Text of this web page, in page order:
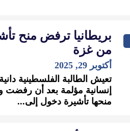
بريطانيا ترفض منح
من غزة
أكتوبر 29, 2025
إنسانية مؤلمة بعد أن رفضت
منحها تأشيرة دخول إلى...